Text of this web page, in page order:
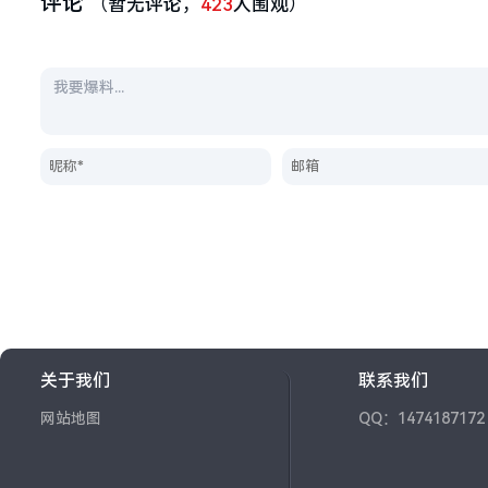
关于我们
网站地图
联系我们
QQ：1474187172